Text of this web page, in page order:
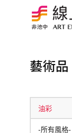
藝術品